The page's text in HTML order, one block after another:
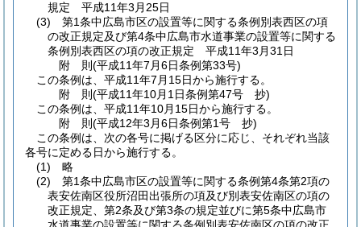
規定 平成11年3月25日
(3)
第1条中広島市区の設置等に関する条例別表西区の項
の改正規定及び第4条中広島市水道事業の設置等に関する
条例別表西区の項の改正規定 平成11年3月31日
附 則(平成11年7月6日条例第33号)
この条例は、平成11年7月15日から施行する。
附 則(平成11年10月1日条例第47号 抄)
この条例は、平成11年10月15日から施行する。
附 則(平成12年3月6日条例第1号 抄)
この条例は、次の各号に掲げる区分に応じ、それぞれ当該
各号に定める日から施行する。
(1)
略
(2)
第1条中広島市区の設置等に関する条例第4条第2項の
表安佐南区役所沼田出張所の項及び別表安佐南区の項の
改正規定、第2条及び第3条の規定並びに第5条中広島市